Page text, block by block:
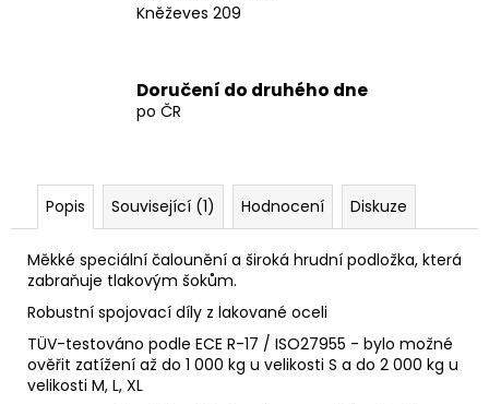
Kněževes 209
Doručení do druhého dne
po ČR
Popis Související (1) Hodnocení Diskuze
Měkké speciální čalounění a široká hrudní podložka, která
zabraňuje tlakovým šokům.
Robustní spojovací díly z lakované oceli
TÜV-testováno podle ECE R-17 / ISO27955 - bylo možné
ověřit zatížení až do 1 000 kg u velikosti S a do 2 000 kg u
velikosti M, L, XL